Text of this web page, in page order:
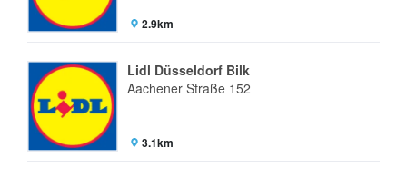
2.9km
Lidl Düsseldorf Bilk
Aachener Straße 152
3.1km